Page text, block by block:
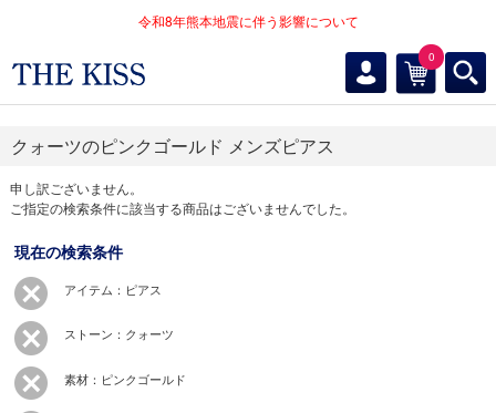
令和8年熊本地震に伴う影響について
0
クォーツのピンクゴールド メンズピアス
申し訳ございません。
ご指定の検索条件に該当する商品はございませんでした。
現在の検索条件
アイテム：ピアス
ストーン：クォーツ
素材：ピンクゴールド